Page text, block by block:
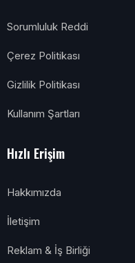
Sorumluluk Reddi
Çerez Politikası
Gizlilik Politikası
Kullanım Şartları
Hızlı Erişim
Hakkımızda
İletişim
Reklam & İş Birliği